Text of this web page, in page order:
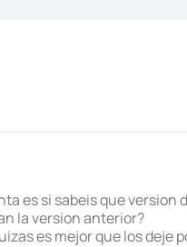
es si sabeis que
la version anterior?
es mejor que los